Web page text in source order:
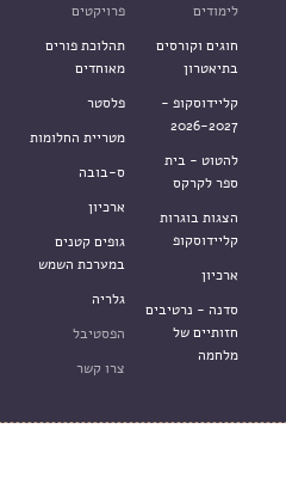
לימודים
חוגים וקורסים
בתיאטרון
קליידוסקופ -
2026-2027
להטוט - בית
ספר לקרקס
הצגות בוגרות
קליידוסקופ
ארכיון
סדנה - נרטיבים
חזותיים של
מלחמה
פרויקטים
תהלוכת פורים
מאוחדים
פלסטר
מטריית החלומות
ס-בובה
ארכיון
גופים קטנים
במערכת השמש
גלריה
הפסטיבל
צרו קשר